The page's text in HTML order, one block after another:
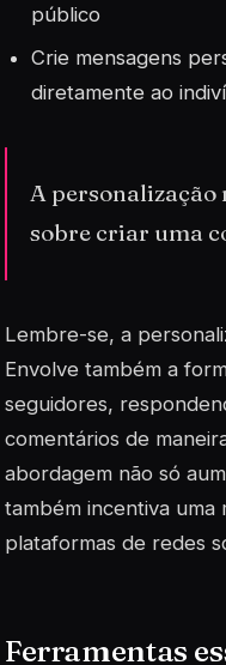
público
Crie mensagens
diretamente ao
A personalização
sobre criar uma
Lembre-se, a
Envolve também a
seguidores,
comentários de
abordagem não só
também incentiva uma
plataformas de redes
Ferramentas